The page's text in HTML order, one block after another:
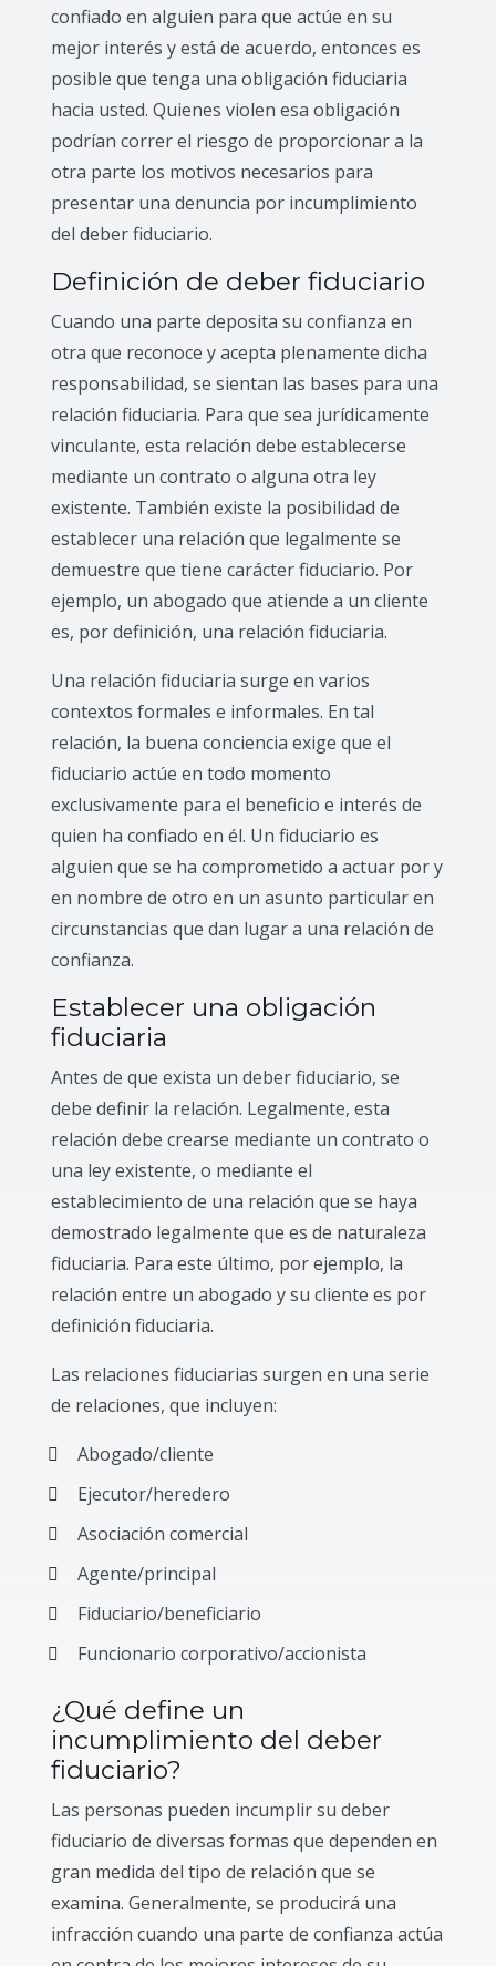
confiado en alguien para que actúe en su
mejor interés y está de acuerdo, entonces es
posible que tenga una obligación fiduciaria
hacia usted. Quienes violen esa obligación
podrían correr el riesgo de proporcionar a la
otra parte los motivos necesarios para
presentar una denuncia por incumplimiento
del deber fiduciario.
Definición de deber fiduciario
Cuando una parte deposita su confianza en
otra que reconoce y acepta plenamente dicha
responsabilidad, se sientan las bases para una
relación fiduciaria. Para que sea jurídicamente
vinculante, esta relación debe establecerse
mediante un contrato o alguna otra ley
existente. También existe la posibilidad de
establecer una relación que legalmente se
demuestre que tiene carácter fiduciario. Por
ejemplo, un abogado que atiende a un cliente
es, por definición, una relación fiduciaria.
Una relación fiduciaria surge en varios
contextos formales e informales. En tal
relación, la buena conciencia exige que el
fiduciario actúe en todo momento
exclusivamente para el beneficio e interés de
quien ha confiado en él. Un fiduciario es
alguien que se ha comprometido a actuar por y
en nombre de otro en un asunto particular en
circunstancias que dan lugar a una relación de
confianza.
Establecer una obligación
fiduciaria
Antes de que exista un deber fiduciario, se
debe definir la relación. Legalmente, esta
relación debe crearse mediante un contrato o
una ley existente, o mediante el
establecimiento de una relación que se haya
demostrado legalmente que es de naturaleza
fiduciaria. Para este último, por ejemplo, la
relación entre un abogado y su cliente es por
definición fiduciaria.
Las relaciones fiduciarias surgen en una serie
de relaciones, que incluyen:
Abogado/cliente
Ejecutor/heredero
Asociación comercial
Agente/principal
Fiduciario/beneficiario
Funcionario corporativo/accionista
¿Qué define un
incumplimiento del deber
fiduciario?
Las personas pueden incumplir su deber
fiduciario de diversas formas que dependen en
gran medida del tipo de relación que se
examina. Generalmente, se producirá una
infracción cuando una parte de confianza actúa